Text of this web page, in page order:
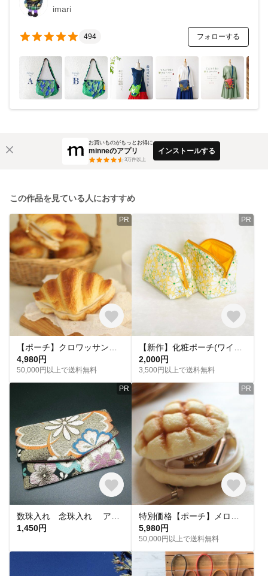
imari
494 フォローする
お買いものがもっとお得に
minneのアプリ
3万件以上
インストールする
この作品を見ている人におすすめ
PR
4,980円
50,000円以上で送料無料
PR
2,000円
3,500円以上で送料無料
PR
1,450円
PR
5,980円
50,000円以上で送料無料